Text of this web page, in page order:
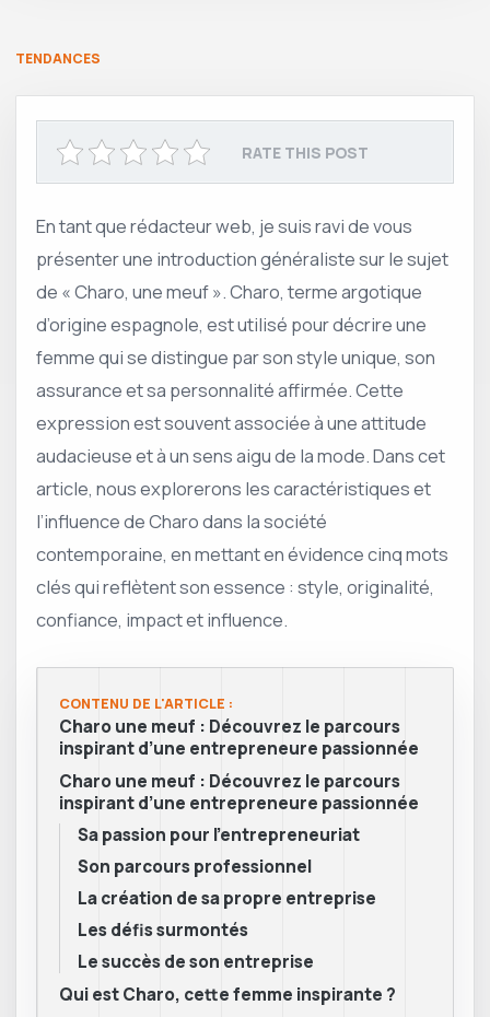
TENDANCES
RATE THIS POST
En tant que rédacteur web, je suis ravi de vous
présenter une introduction généraliste sur le sujet
de « Charo, une meuf ». Charo, terme argotique
d’origine espagnole, est utilisé pour décrire une
femme qui se distingue par son style unique, son
assurance et sa personnalité affirmée. Cette
expression est souvent associée à une attitude
audacieuse et à un sens aigu de la mode. Dans cet
article, nous explorerons les caractéristiques et
l’influence de Charo dans la société
contemporaine, en mettant en évidence cinq mots
clés qui reflètent son essence : style, originalité,
confiance, impact et influence.
CONTENU DE L'ARTICLE :
Charo une meuf : Découvrez le parcours
inspirant d’une entrepreneure passionnée
Charo une meuf : Découvrez le parcours
inspirant d’une entrepreneure passionnée
Sa passion pour l’entrepreneuriat
Son parcours professionnel
La création de sa propre entreprise
Les défis surmontés
Le succès de son entreprise
Qui est Charo, cette femme inspirante ?